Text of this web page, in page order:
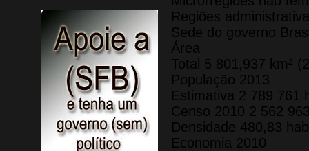
Regiões
Sede do governo
Área
Total 5 801,937 km²
População 2013
Estimativa 2 789 761
Censo 2010 2 562
Densidade 480,83
Economia 2010